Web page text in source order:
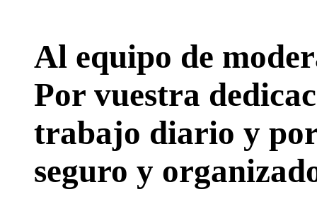
Al equipo de
Por vuestra
trabajo diario y por
seguro y